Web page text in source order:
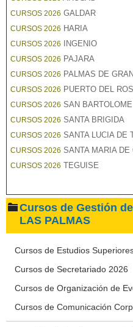
CURSOS 2026 GALDAR
CURSOS 2026 HARIA
CURSOS 2026 INGENIO
CURSOS 2026 PAJARA
CURSOS 2026 PALMAS DE
CURSOS 2026 PUERTO DEL
CURSOS 2026 SAN
CURSOS 2026 SANTA BRIGIDA
CURSOS 2026 SANTA LUCIA DE
CURSOS 2026 SANTA MARIA
CURSOS 2026 TEGUISE
Cursos de Gestión
LAS PALMAS
Cursos de Estudios
Cursos de Secretariado 2026
Cursos de Organización de
Cursos de Comunicación